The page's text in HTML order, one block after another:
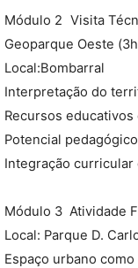
Módulo 2  Visita
Geoparque Oeste
Local:Bombarral
Interpretação do
Recursos educativos
Potencial
Integração
Módulo 3  Atividade
Local: Parque D.
Espaço urbano